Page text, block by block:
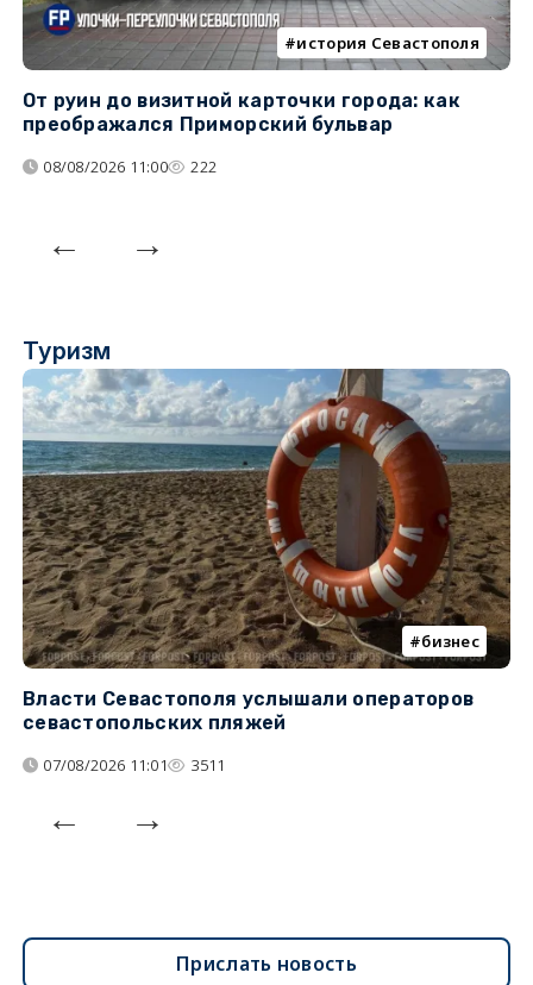
история Севастополя
От руин до визитной карточки города: как
преображался Приморский бульвар
08/08/2026 11:00 222
Туризм
бизнес
Власти Севастополя услышали операторов
севастопольских пляжей
07/08/2026 11:01 3511
Прислать новость